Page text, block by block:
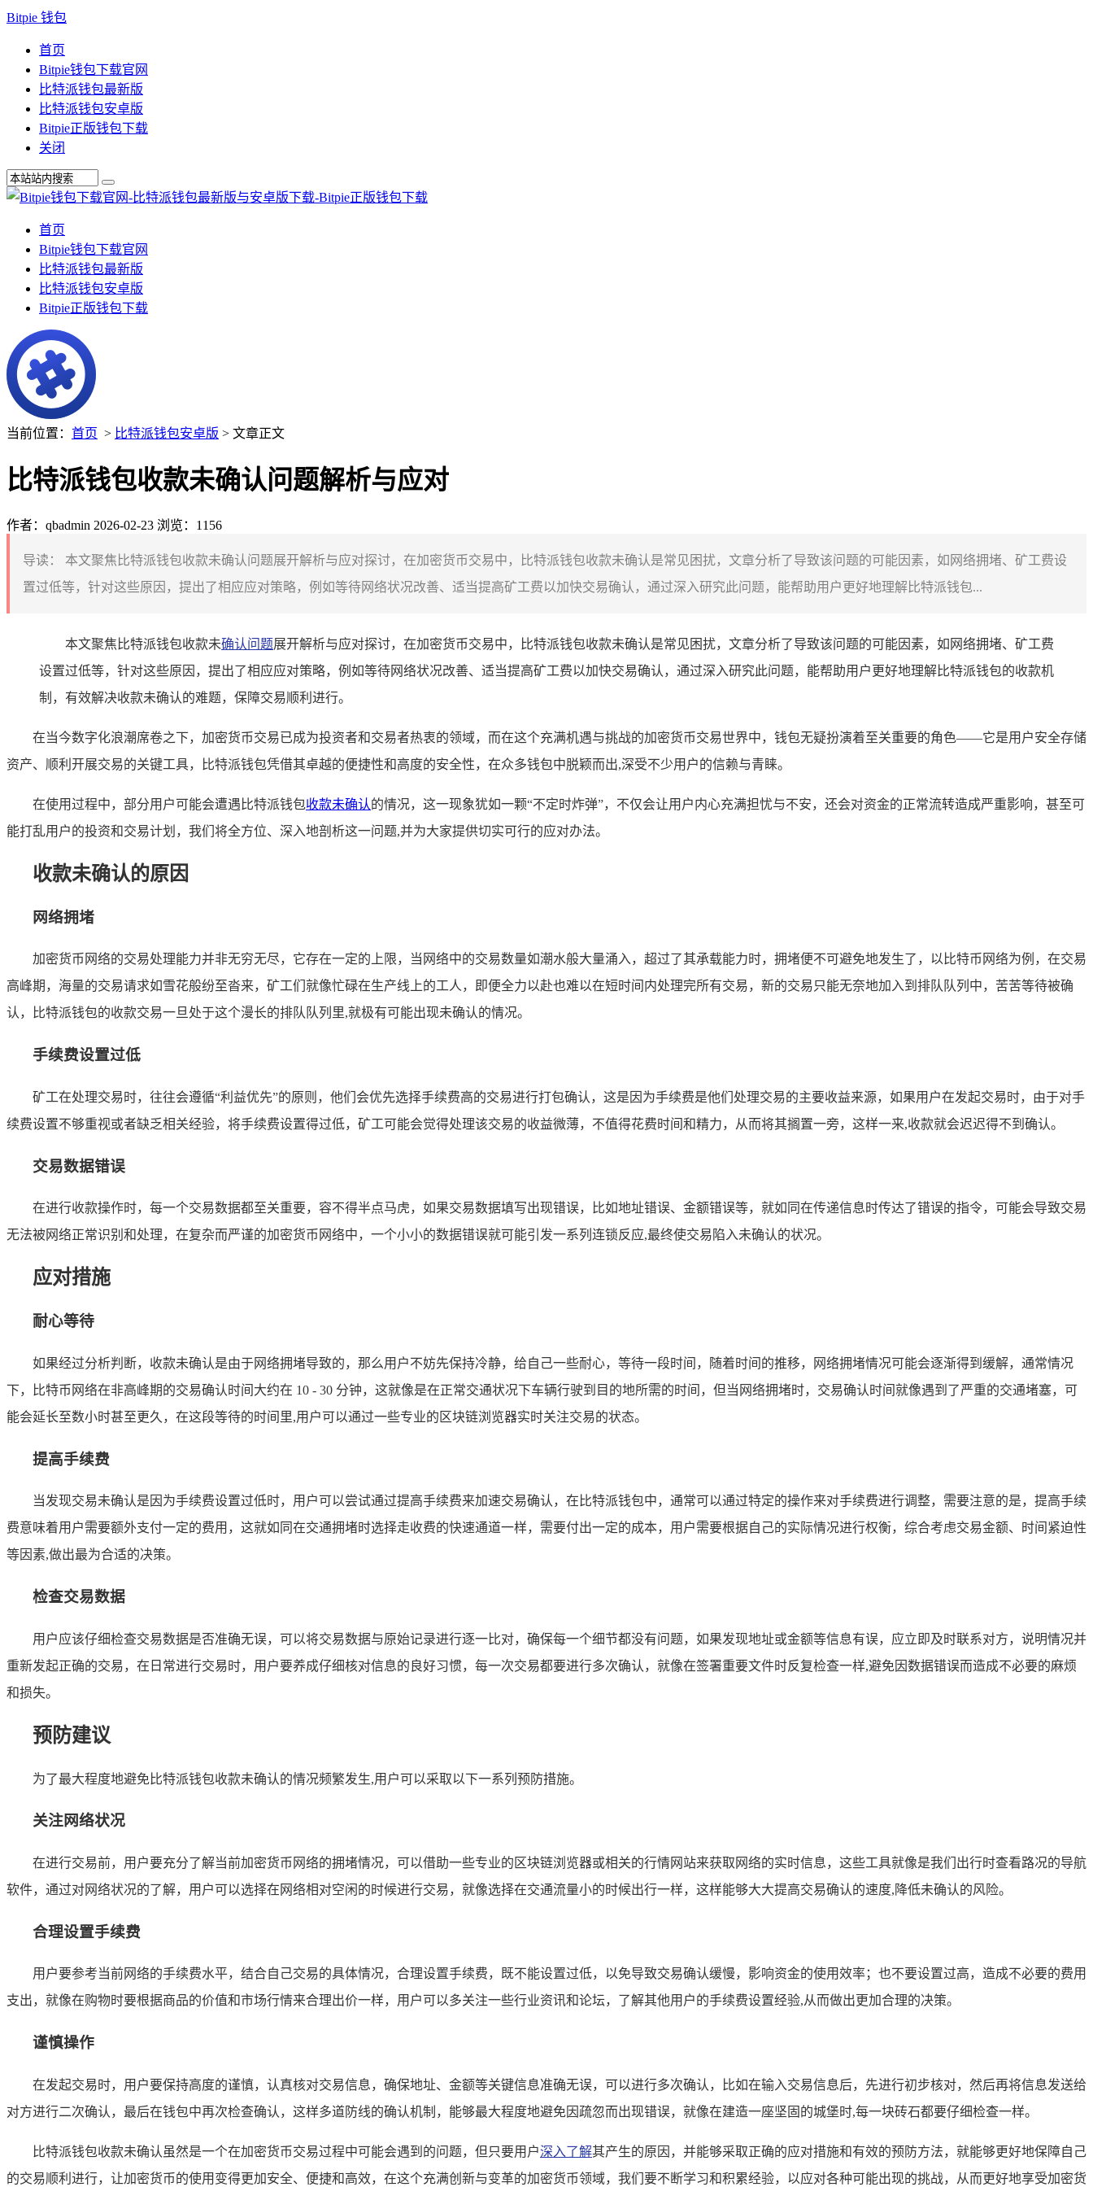
Bitpie 钱包
首页
Bitpie钱包下载官网
比特派钱包最新版
比特派钱包安卓版
Bitpie正版钱包下载
关闭
首页
Bitpie钱包下载官网
比特派钱包最新版
比特派钱包安卓版
Bitpie正版钱包下载
当前位置： 首页 > 比特派钱包安卓版 > 文章正文
比特派钱包收款未确认问题解析与应对
作者：qbadmin 2026-02-23 浏览：1156
导读：
本文聚焦比特派钱包收款未确认问题展开解析与应对探讨，在加密货币交易中，比特派钱包收款未确认是常见困扰，文章分析了导致该问题的可能因素，如网络拥堵、矿工费设
置过低等，针对这些原因，提出了相应应对策略，例如等待网络状况改善、适当提高矿工费以加快交易确认，通过深入研究此问题，能帮助用户更好地理解比特派钱包...
本文聚焦比特派钱包收款未确认问题展开解析与应对探讨，在加密货币交易中，比特派钱包收款未确认是常见困扰，文章分析了导致该问题的可能因素，如网络拥堵、矿工费
设置过低等，针对这些原因，提出了相应应对策略，例如等待网络状况改善、适当提高矿工费以加快交易确认，通过深入研究此问题，能帮助用户更好地理解比特派钱包的收款机
制，有效解决收款未确认的难题，保障交易顺利进行。
在当今数字化浪潮席卷之下，加密货币交易已成为投资者和交易者热衷的领域，而在这个充满机遇与挑战的加密货币交易世界中，钱包无疑扮演着至关重要的角色——它是用户安全存储
资产、顺利开展交易的关键工具，比特派钱包凭借其卓越的便捷性和高度的安全性，在众多钱包中脱颖而出,深受不少用户的信赖与青睐。
在使用过程中，部分用户可能会遭遇比特派钱包收款未确认的情况，这一现象犹如一颗“不定时炸弹”，不仅会让用户内心充满担忧与不安，还会对资金的正常流转造成严重影响，甚至可
能打乱用户的投资和交易计划，我们将全方位、深入地剖析这一问题,并为大家提供切实可行的应对办法。
收款未确认的原因
网络拥堵
加密货币网络的交易处理能力并非无穷无尽，它存在一定的上限，当网络中的交易数量如潮水般大量涌入，超过了其承载能力时，拥堵便不可避免地发生了，以比特币网络为例，在交易
高峰期，海量的交易请求如雪花般纷至沓来，矿工们就像忙碌在生产线上的工人，即便全力以赴也难以在短时间内处理完所有交易，新的交易只能无奈地加入到排队队列中，苦苦等待被确
认，比特派钱包的收款交易一旦处于这个漫长的排队队列里,就极有可能出现未确认的情况。
手续费设置过低
矿工在处理交易时，往往会遵循“利益优先”的原则，他们会优先选择手续费高的交易进行打包确认，这是因为手续费是他们处理交易的主要收益来源，如果用户在发起交易时，由于对手
续费设置不够重视或者缺乏相关经验，将手续费设置得过低，矿工可能会觉得处理该交易的收益微薄，不值得花费时间和精力，从而将其搁置一旁，这样一来,收款就会迟迟得不到确认。
交易数据错误
在进行收款操作时，每一个交易数据都至关重要，容不得半点马虎，如果交易数据填写出现错误，比如地址错误、金额错误等，就如同在传递信息时传达了错误的指令，可能会导致交易
无法被网络正常识别和处理，在复杂而严谨的加密货币网络中，一个小小的数据错误就可能引发一系列连锁反应,最终使交易陷入未确认的状况。
应对措施
耐心等待
如果经过分析判断，收款未确认是由于网络拥堵导致的，那么用户不妨先保持冷静，给自己一些耐心，等待一段时间，随着时间的推移，网络拥堵情况可能会逐渐得到缓解，通常情况
下，比特币网络在非高峰期的交易确认时间大约在 10 - 30 分钟，这就像是在正常交通状况下车辆行驶到目的地所需的时间，但当网络拥堵时，交易确认时间就像遇到了严重的交通堵塞，可
能会延长至数小时甚至更久，在这段等待的时间里,用户可以通过一些专业的区块链浏览器实时关注交易的状态。
提高手续费
当发现交易未确认是因为手续费设置过低时，用户可以尝试通过提高手续费来加速交易确认，在比特派钱包中，通常可以通过特定的操作来对手续费进行调整，需要注意的是，提高手续
费意味着用户需要额外支付一定的费用，这就如同在交通拥堵时选择走收费的快速通道一样，需要付出一定的成本，用户需要根据自己的实际情况进行权衡，综合考虑交易金额、时间紧迫性
等因素,做出最为合适的决策。
检查交易数据
用户应该仔细检查交易数据是否准确无误，可以将交易数据与原始记录进行逐一比对，确保每一个细节都没有问题，如果发现地址或金额等信息有误，应立即及时联系对方，说明情况并
重新发起正确的交易，在日常进行交易时，用户要养成仔细核对信息的良好习惯，每一次交易都要进行多次确认，就像在签署重要文件时反复检查一样,避免因数据错误而造成不必要的麻烦
和损失。
预防建议
为了最大程度地避免比特派钱包收款未确认的情况频繁发生,用户可以采取以下一系列预防措施。
关注网络状况
在进行交易前，用户要充分了解当前加密货币网络的拥堵情况，可以借助一些专业的区块链浏览器或相关的行情网站来获取网络的实时信息，这些工具就像是我们出行时查看路况的导航
软件，通过对网络状况的了解，用户可以选择在网络相对空闲的时候进行交易，就像选择在交通流量小的时候出行一样，这样能够大大提高交易确认的速度,降低未确认的风险。
合理设置手续费
用户要参考当前网络的手续费水平，结合自己交易的具体情况，合理设置手续费，既不能设置过低，以免导致交易确认缓慢，影响资金的使用效率；也不要设置过高，造成不必要的费用
支出，就像在购物时要根据商品的价值和市场行情来合理出价一样，用户可以多关注一些行业资讯和论坛，了解其他用户的手续费设置经验,从而做出更加合理的决策。
谨慎操作
在发起交易时，用户要保持高度的谨慎，认真核对交易信息，确保地址、金额等关键信息准确无误，可以进行多次确认，比如在输入交易信息后，先进行初步核对，然后再将信息发送给
对方进行二次确认，最后在钱包中再次检查确认，这样多道防线的确认机制，能够最大程度地避免因疏忽而出现错误，就像在建造一座坚固的城堡时,每一块砖石都要仔细检查一样。
比特派钱包收款未确认虽然是一个在加密货币交易过程中可能会遇到的问题，但只要用户深入了解其产生的原因，并能够采取正确的应对措施和有效的预防方法，就能够更好地保障自己
的交易顺利进行，让加密货币的使用变得更加安全、便捷和高效，在这个充满创新与变革的加密货币领域，我们要不断学习和积累经验，以应对各种可能出现的挑战，从而更好地享受加密货